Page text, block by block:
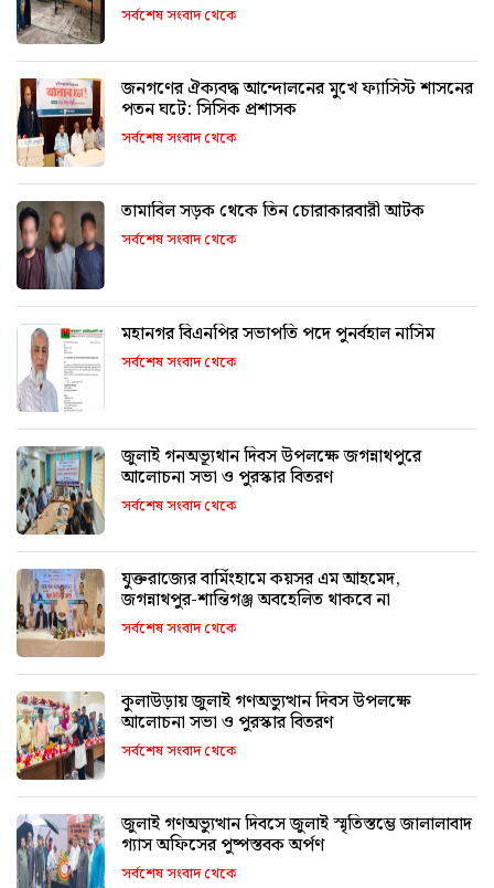
সর্বশেষ সংবাদ থেকে
জনগণের ঐক্যবদ্ধ আন্দোলনের মুখে ফ্যাসিস্ট শাসনের
পতন ঘটে: সিসিক প্রশাসক
সর্বশেষ সংবাদ থেকে
তামাবিল সড়ক থেকে তিন চোরাকারবারী আটক
সর্বশেষ সংবাদ থেকে
মহানগর বিএনপির সভাপতি পদে পুনর্বহাল নাসিম
সর্বশেষ সংবাদ থেকে
জুলাই গনঅভ্যূথান দিবস উপলক্ষে জগন্নাথপুরে
আলোচনা সভা ও পুরস্কার বিতরণ
সর্বশেষ সংবাদ থেকে
যুক্তরাজ্যের বার্মিংহামে কয়সর এম আহমেদ,
জগন্নাথপুর-শান্তিগঞ্জ অবহেলিত থাকবে না
সর্বশেষ সংবাদ থেকে
কুলাউড়ায় জুলাই গণঅভ্যুত্থান দিবস উপলক্ষে
আলোচনা সভা ও পুরস্কার বিতরণ
সর্বশেষ সংবাদ থেকে
জুলাই গণঅভ্যুত্থান দিবসে জুলাই স্মৃতিস্তম্ভে জালালাবাদ
গ্যাস অফিসের পুষ্পস্তবক অর্পণ
সর্বশেষ সংবাদ থেকে